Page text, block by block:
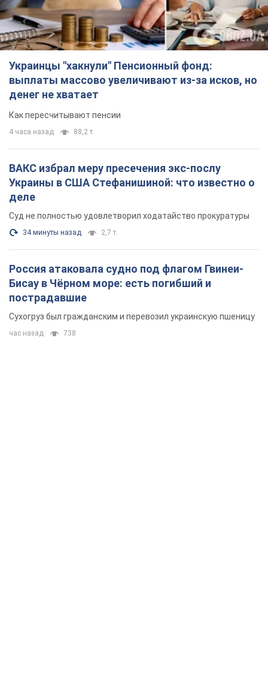
Украинцы "хакнули" Пенсионный фонд:
выплаты массово увеличивают из-за исков, но
денег не хватает
Как пересчитывают пенсии
4 часа назад 88,2 т.
ВАКС избрал меру пресечения экс-послу
Украины в США Стефанишиной: что известно о
деле
Суд не полностью удовлетворил ходатайство прокуратуры
34 минуты назад 2,7 т.
Россия атаковала судно под флагом Гвинеи-
Бисау в Чёрном море: есть погибший и
пострадавшие
Сухогруз был гражданским и перевозил украинскую пшеницу
час назад 738